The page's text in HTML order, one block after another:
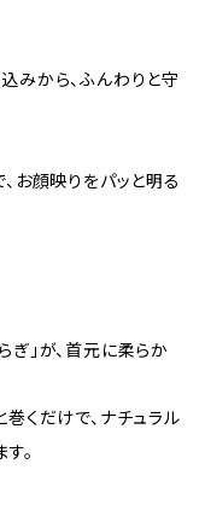
みから、ふんわりと守
お顔映りをパッと明る
ぎ」が、首元に柔らか
くだけで、ナチュラル
。